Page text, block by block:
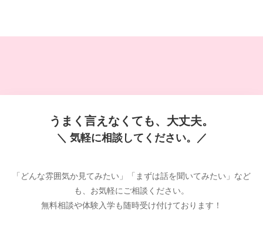
うまく言えなくても、大丈夫。
＼ 気軽に相談してください。／
「どんな雰囲気か見てみたい」「まずは話を聞いてみたい」など
も、お気軽にご相談ください。
無料相談や体験入学も随時受け付けております！